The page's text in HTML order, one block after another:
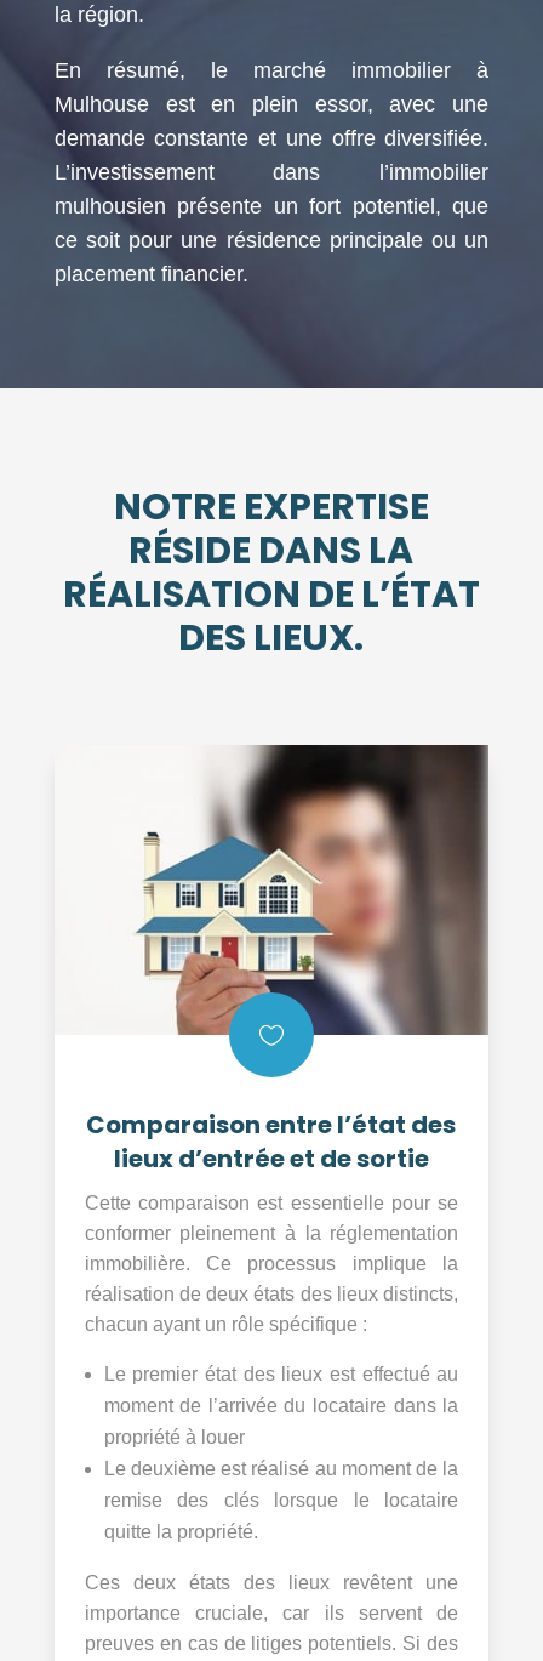
la région.
En résumé, le marché immobilier à
Mulhouse est en plein essor, avec une
demande constante et une offre diversifiée.
L’investissement dans l’immobilier
mulhousien présente un fort potentiel, que
ce soit pour une résidence principale ou un
placement financier.
NOTRE EXPERTISE
RÉSIDE DANS LA
RÉALISATION DE L’ÉTAT
DES LIEUX.

Comparaison entre l’état des
lieux d’entrée et de sortie
Cette comparaison est essentielle pour se
conformer pleinement à la réglementation
immobilière. Ce processus implique la
réalisation de deux états des lieux distincts,
chacun ayant un rôle spécifique :
Le premier état des lieux est effectué au
moment de l’arrivée du locataire dans la
propriété à louer
Le deuxième est réalisé au moment de la
remise des clés lorsque le locataire
quitte la propriété.
Ces deux états des lieux revêtent une
importance cruciale, car ils servent de
preuves en cas de litiges potentiels. Si des